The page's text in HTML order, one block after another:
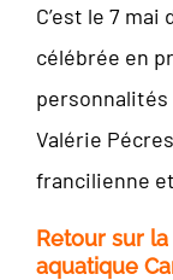
C’est le 7
célébrée en
Valérie
francilienne
Retour sur
aquatique